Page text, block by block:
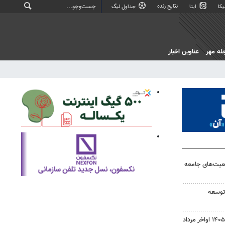
ایتا نتایج زنده جداول لیگ
مهر عناوین اخبار
جامعه‌
توسعه
نتایج نهایی آزمون دکتری سال ۱۴۰۵ اواخر مرداد